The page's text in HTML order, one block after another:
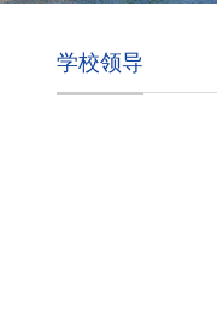
学校领导